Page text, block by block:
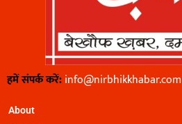
हमें संपर्क करें:info@nirbhikkhabar.com
About